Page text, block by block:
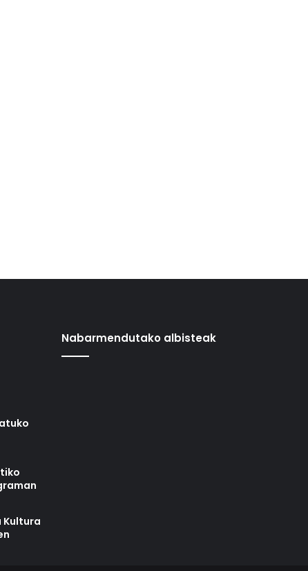
Kultura
Nabarmendutako albisteak